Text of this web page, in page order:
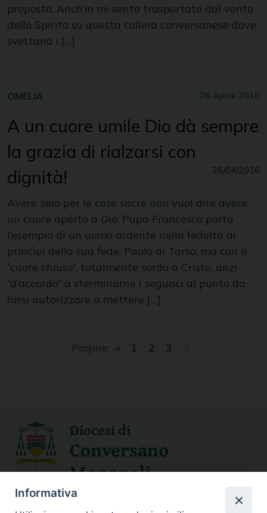
proposto. Anch’io mi sento trasportato dal vento
dello Spirito su questa collina conversanese dove
svettano i […]
26 Aprile 2016
OMELIA
A un cuore umile Dio dà sempre
la grazia di rialzarsi con
dignità!
26/04/2016
Avere zelo per le cose sacre non vuol dire avere
un cuore aperto a Dio. Papa Francesco porta
l’esempio di un uomo ardente nella fedeltà ai
principi della sua fede, Paolo di Tarso, ma con il
“cuore chiuso”, totalmente sordo a Cristo, anzi
“d’accordo” a sterminarne i seguaci al punto da
farsi autorizzare a mettere […]
Pagine: « 1 2 3
Diocesi di
Conversano
Monopoli
SEGUICI SU
Informativa